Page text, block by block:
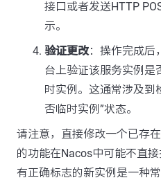
接口或者发送HTTP
示。
验证更改：操作完成后
台上验证该服务实例是
时实例。这通常涉及到
否临时实例”状态。
请注意，直接修改一个已存
的功能在Nacos中可能不直
有正确标志的新实例是一种